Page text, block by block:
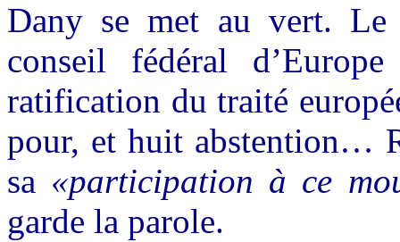
Dany se met au vert. Le
conseil fédéral
ratification du traité
pour, et huit abstention…
sa «participation à ce
garde la parole.